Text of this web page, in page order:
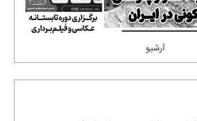
آرشیو